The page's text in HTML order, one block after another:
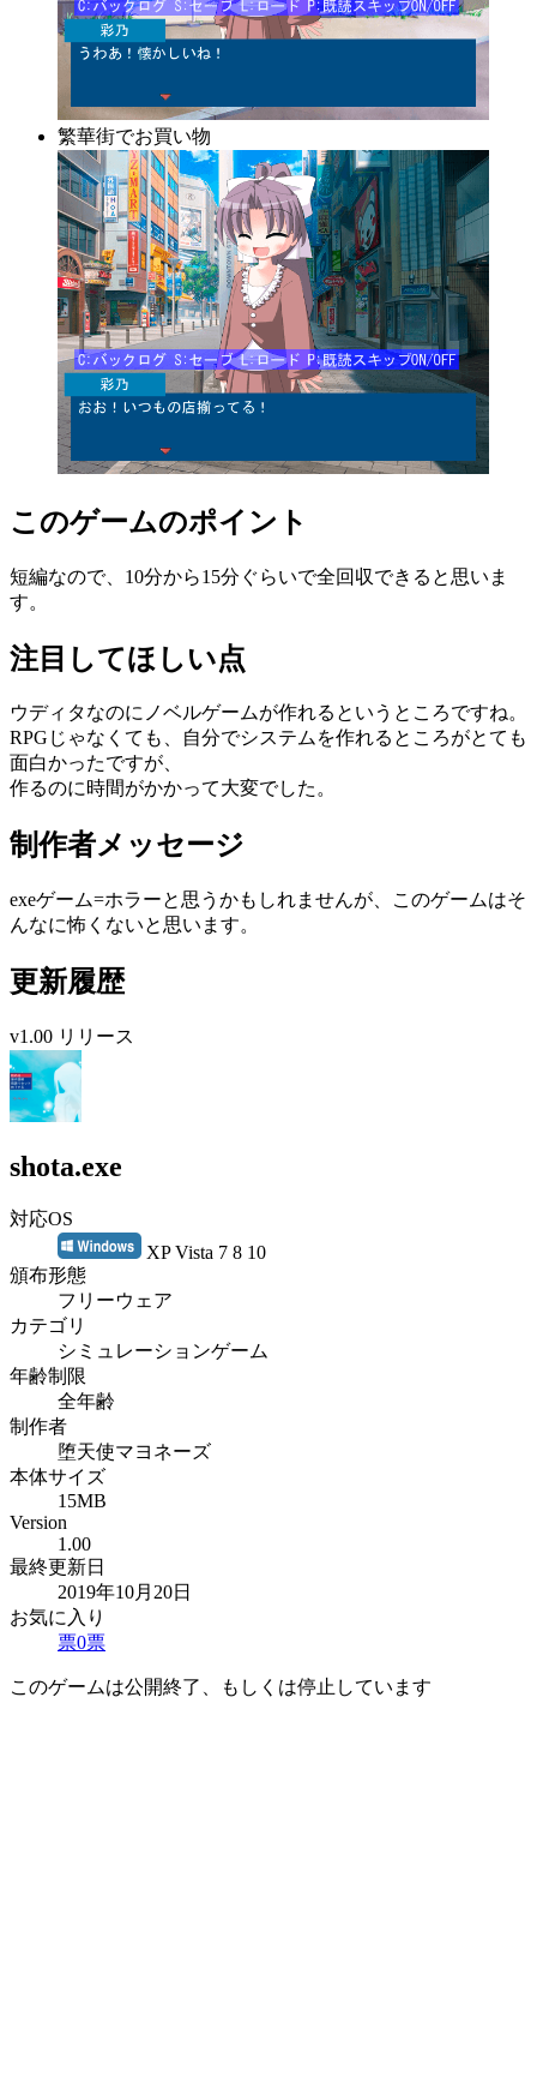
繁華街でお買い物
このゲームのポイント
短編なので、10分から15分ぐらいで全回収できると思いま
す。
注目してほしい点
ウディタなのにノベルゲームが作れるというところですね。
RPGじゃなくても、自分でシステムを作れるところがとても
面白かったですが、
作るのに時間がかかって大変でした。
制作者メッセージ
exeゲーム=ホラーと思うかもしれませんが、このゲームはそ
んなに怖くないと思います。
更新履歴
v1.00 リリース
shota.exe
対応OS
XP Vista 7 8 10
頒布形態
フリーウェア
カテゴリ
シミュレーションゲーム
年齢制限
全年齢
制作者
堕天使マヨネーズ
本体サイズ
15MB
Version
1.00
最終更新日
2019年10月20日
お気に入り
票0票
このゲームは公開終了、もしくは停止しています